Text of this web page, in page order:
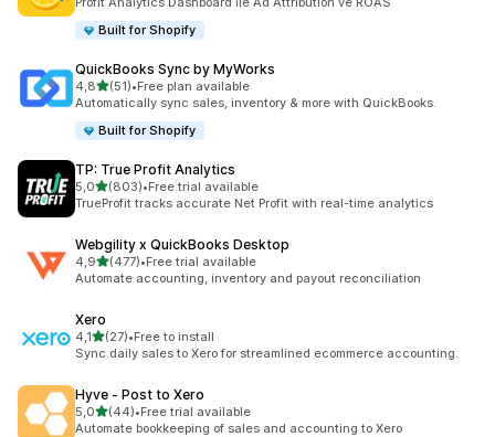
Built for Shopify
QuickBooks Sync by MyWorks
4,85 yıldız üzerinden
(51)
toplam 51 değerlendirme
•Free plan available
Automatically sync sales, inventory & more with QuickBooks.
Built for Shopify
TP: True Profit Analytics
5,05 yıldız üzerinden
(803)
toplam 803 değerlendirme
•Free trial available
TrueProfit tracks accurate Net Profit with real-time analytics
Webgility x QuickBooks Desktop
4,95 yıldız üzerinden
(477)
toplam 477 değerlendirme
•Free trial available
Automate accounting, inventory and payout reconciliation
Xero
4,15 yıldız üzerinden
(27)
toplam 27 değerlendirme
•Free to install
Sync daily sales to Xero for streamlined ecommerce accounting.
Hyve ‑ Post to Xero
5,05 yıldız üzerinden
(44)
toplam 44 değerlendirme
•Free trial available
Automate bookkeeping of sales and accounting to Xero